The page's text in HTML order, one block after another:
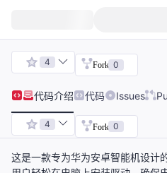
4 Fork 0
代码介绍 代码 Issues
4 Fork 0
这是一款专为华为安卓智能机设计